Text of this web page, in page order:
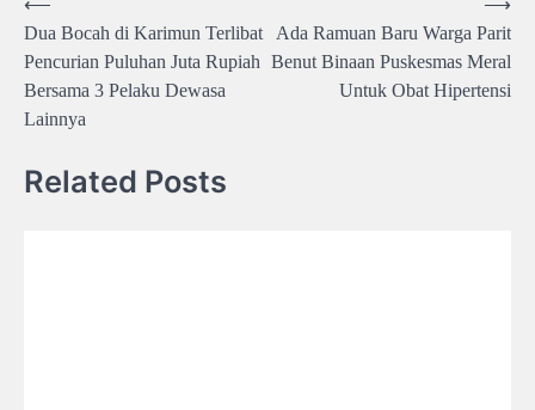
Post
navigation
⟵
Dua Bocah di Karimun Terlibat
Pencurian Puluhan Juta Rupiah
Bersama 3 Pelaku Dewasa
Lainnya
Ada Ramuan Baru Warga Parit
Benut Binaan Puskesmas Meral
Untuk Obat Hipertensi
⟶
Related Posts